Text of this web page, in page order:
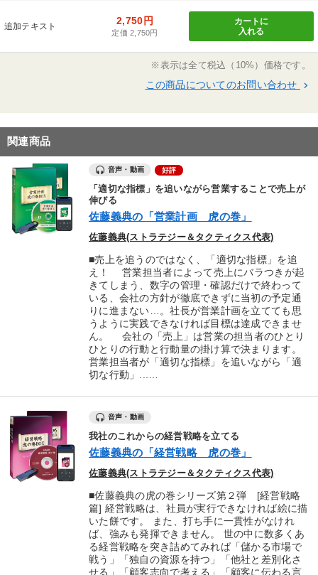
追加テキスト 2,750円
定価 2,750円
カートに
入れる
※表示は全て税込（10%）価格です。
この商品についてのお問い合わせ keyboard_arrow_right
関連商品
音声・動画 好評
「適切な指標」を追いながら営業することで売上が
伸びる
佐藤義典の「営業計画 虎の巻」
佐藤義典(ストラテジー＆タクティクス代表)
■売上を追うのではなく、「適切な指標」を追
え！ 営業担当者によって売上にバラつきが起
きてしまう、数字の管理・確認だけで終わって
いる、会社の方針が徹底できずに当初の予定通
りに進まない…。社長が営業計画を立てても思
うように実践できなければ目標は達成できませ
ん。 会社の「売上」は営業の担当者のひとり
ひとりの行動と行動量の掛け算で決まります。
営業担当者が「適切な指標」を追いながら「適
切な行動」...…
音声・動画
我社のこれからの経営戦略を立てる
佐藤義典の「経営戦略 虎の巻」
佐藤義典(ストラテジー＆タクティクス代表)
■佐藤義典の虎の巻シリーズ第２弾 [経営戦略
篇] 経営戦略は、社員が実行できなければ絵に描
いた餅です。 また、打ち手に一貫性がなけれ
ば、強みも発揮できません。 世の中に数多くあ
る経営戦略を突き詰めてみれば「儲かる市場で
戦う」「独自の資源を持つ」「他社と差別化さ
せる」「顧客志向で考える」「顧客に伝わる言